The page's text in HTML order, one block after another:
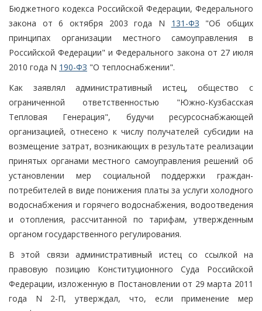
Бюджетного кодекса Российской Федерации, Федерального
закона от 6 октября 2003 года N 131-ФЗ "Об общих
принципах организации местного самоуправления в
Российской Федерации" и Федерального закона от 27 июля
2010 года N 190-ФЗ "О теплоснабжении".
Как заявлял административный истец, общество с
ограниченной ответственностью "Южно-Кузбасская
Тепловая Генерация", будучи ресурсоснабжающей
организацией, отнесено к числу получателей субсидии на
возмещение затрат, возникающих в результате реализации
принятых органами местного самоуправления решений об
установлении мер социальной поддержки граждан-
потребителей в виде понижения платы за услуги холодного
водоснабжения и горячего водоснабжения, водоотведения
и отопления, рассчитанной по тарифам, утвержденным
органом государственного регулирования.
В этой связи административный истец со ссылкой на
правовую позицию Конституционного Суда Российской
Федерации, изложенную в Постановлении от 29 марта 2011
года N 2-П, утверждал, что, если применение мер